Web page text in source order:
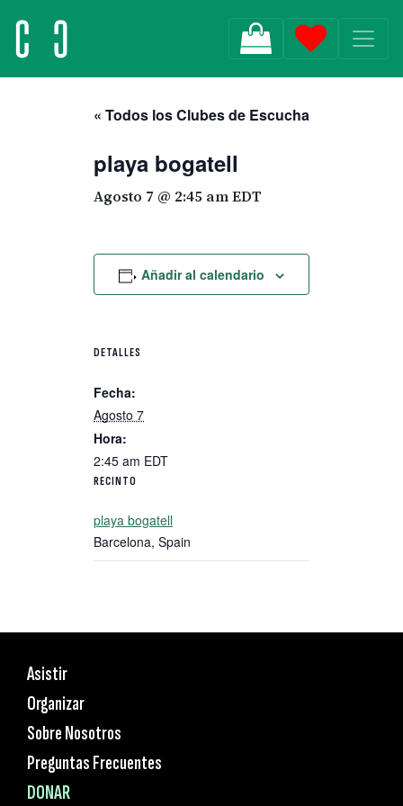
MAIN NAVIGATION
« Todos los Clubes de Escucha
playa bogatell
Agosto 7 @ 2:45 amEDT
Añadir al calendario
DETALLES
Fecha:
Agosto 7
Hora:
2:45 am EDT
RECINTO
playa bogatell
Barcelona, Spain
Asistir
Organizar
Sobre Nosotros
Preguntas Frecuentes
DONAR